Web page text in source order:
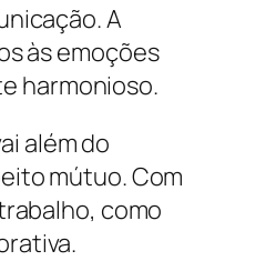
A
às emoções
harmonioso.
além do
mútuo. Com
como